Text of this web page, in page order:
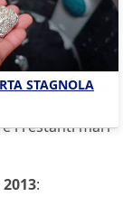
le regioni
e
Molto
mossi a
e stretto di
i restanti mari
:
STAGNOLA